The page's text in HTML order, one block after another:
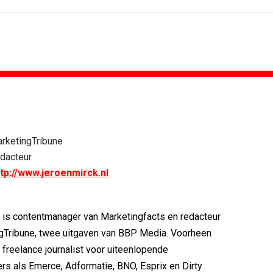
www.jeroenmirck.nl
contentmanager van Marketingfacts en redacteur
twee uitgaven van BBP Media. Voorheen
journalist voor uiteenlopende
als Emerce, Adformatie, BNO, Esprix en Dirty
Holland...
winnen...
Content...
met...
Groene...
Blond Amsterdam ontwerpt...
Studenten filteren sigaret uit iconen